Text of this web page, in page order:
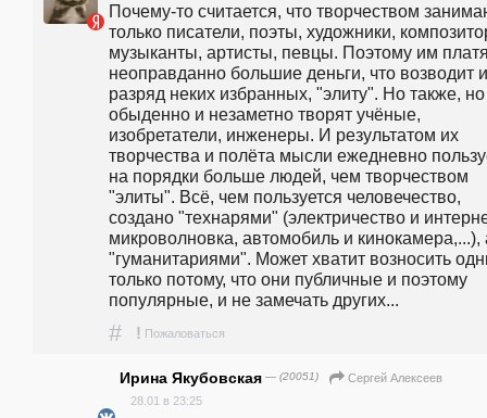
Почему-то считается, что творчеством
только писатели, поэты, художники,
музыканты, артисты, певцы. Поэтому им
неоправданно большие деньги, что возводит
разряд неких избранных, "элиту". Но также, но
обыденно и незаметно творят учёные,
изобретатели, инженеры. И результатом их
творчества и полёта мысли ежедневно
на порядки больше людей, чем творчеством
"элиты". Всё, чем пользуется человечество,
создано "технарями" (электричество и
микроволновка, автомобиль и кинокамера,...),
"гуманитариями". Может хватит возносить
только потому, что они публичные и поэтому
популярные, и не замечать других...
# ! Пожаловаться
Ирина Якубовская — (20051)
Сергей Алексеев
28.01 в 23:25